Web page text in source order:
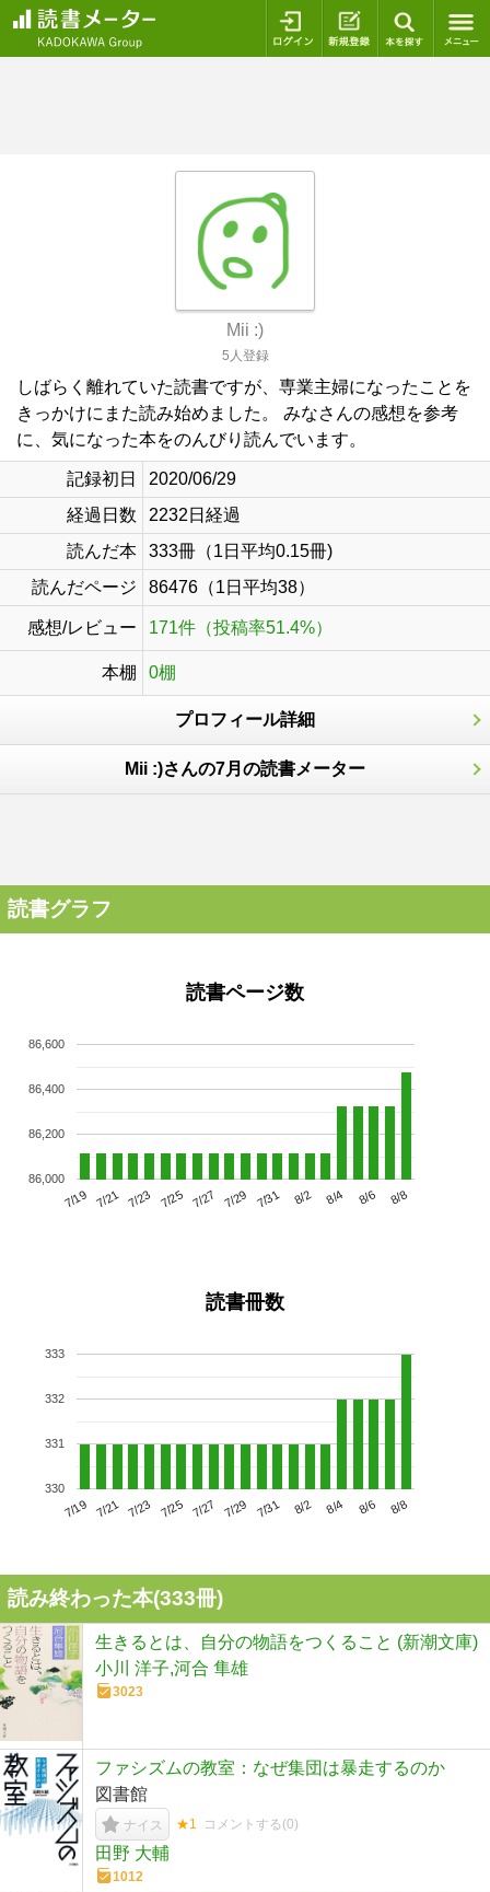
ログイン 新規登録
Mii :)
5人登録
しばらく離れていた読書ですが、専業主婦になったことを
きっかけにまた読み始めました。 みなさんの感想を参考
に、気になった本をのんびり読んでいます。
記録初日
2020/06/29
経過日数
2232日経過
読んだ本
333冊（1日平均0.15冊)
読んだページ
86476（1日平均38）
感想/レビュー 171件（投稿率51.4%）
本棚 0棚
プロフィール詳細
Mii :)さんの7月の読書メーター
読書グラフ
読書ページ数
7/19 7/21 7/23 7/25 7/27 7/29 7/31 8/2 8/4 8/6 8/8
86,000
86,200
86,400
86,600
読書冊数
7/19 7/21 7/23 7/25 7/27 7/29 7/31 8/2 8/4 8/6 8/8
330
331
332
333
読み終わった本(333冊)
生きるとは、自分の物語をつくること (新潮文庫)
小川 洋子,河合 隼雄
3023
ファシズムの教室：なぜ集団は暴走するのか
図書館
ナイス ★1 コメントする(0)
田野 大輔
1012